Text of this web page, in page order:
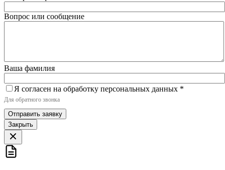
Вопрос или сообщение
Ваша фамилия
Я согласен на обработку персональных данных *
Для обратного звонка
Отправить заявку
Закрыть